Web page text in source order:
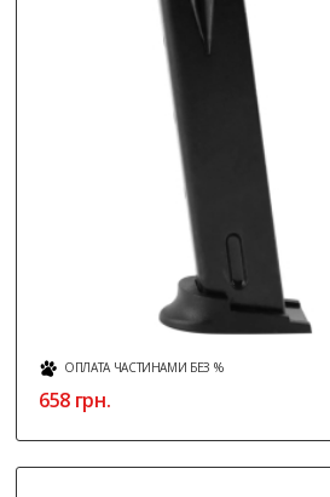
ОПЛАТА ЧАСТИНАМИ БЕЗ %
658грн.